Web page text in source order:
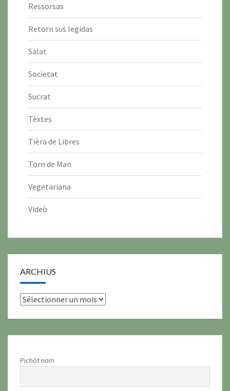
Ressorsas
Retorn sus legidas
Salat
Societat
Sucrat
Tèxtes
Tièra de Libres
Torn de Man
Vegetariana
Videò
ARCHIUS
archius
Pichòt nom